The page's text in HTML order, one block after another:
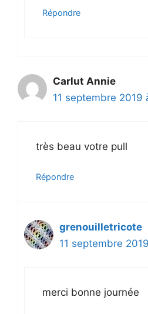
Répondre
Carlut Annie
11 septembre 2019
très beau votre pull
Répondre
grenouilletricote
11 septembre
merci bonne journée